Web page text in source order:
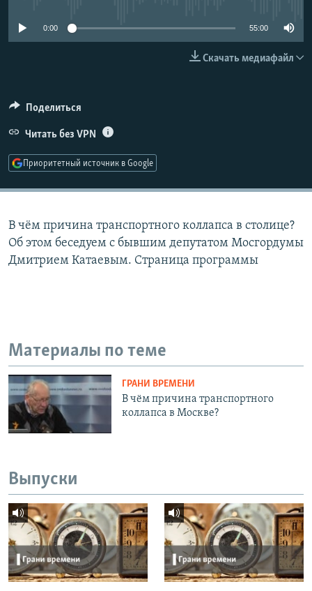
Все сайты РСЕ/РС
0:00 55:00
Скачать медиафайл
Поделиться
Читать без VPN
Приоритетный источник в Google
В чём причина транспортного коллапса в столице?
Об этом беседуем с бывшим депутатом Мосгордумы
Дмитрием Катаевым. Страница программы
Материалы по теме
ГРАНИ ВРЕМЕНИ
В чём причина транспортного
коллапса в Москве?
Выпуски